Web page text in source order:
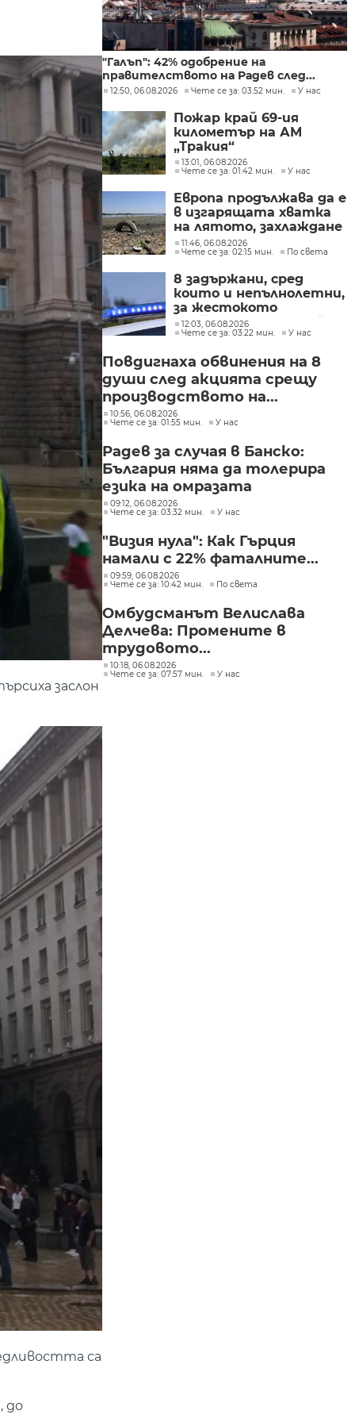
заслон
са
до
"Галъп": 42% одобрение на
правителството на Радев след...
12:50, 06.08.2026 Чете се за: 03:52 мин. У нас
Пожар край 69-ия
километър на АМ
„Тракия“
13:01, 06.08.2026
Чете се за: 01:42 мин.
У нас
Европа продължава да е
в изгарящата хватка
на лятото, захлаждане
се очаква в края на
седмицата
11:46, 06.08.2026
Чете се за: 02:15 мин.
По света
8 задържани, сред
които и непълнолетни,
за жестокото
убийство след побой на
млад мъж в Пловдив
12:03, 06.08.2026
Чете се за: 03:22 мин.
У нас
Повдигнаха обвинения на 8
души след акцията срещу
производството на...
10:56, 06.08.2026
Чете се за: 01:55 мин.
У нас
Радев за случая в Банско:
България няма да толерира
езика на омразата
09:12, 06.08.2026
Чете се за: 03:32 мин.
У нас
"Визия нула": Как Гърция
намали с 22% фаталните...
09:59, 06.08.2026
Чете се за: 10:42 мин.
По света
Омбудсманът Велислава
Делчева: Промените в
трудовото...
10:18, 06.08.2026
Чете се за: 07:57 мин.
У нас